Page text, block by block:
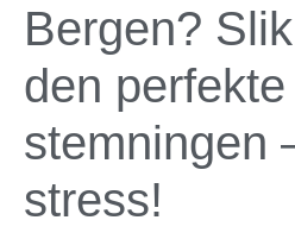
Bergen?
den perfekte
stemningen
stress!